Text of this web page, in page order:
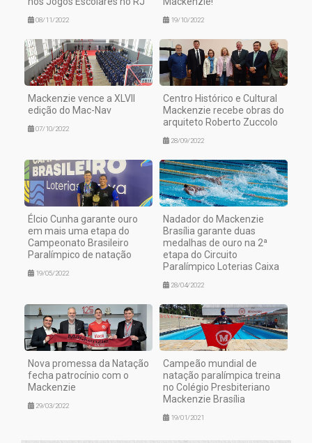
08/11/2022 19/10/2022
Mackenzie vence a XLVII
edição do Mac-Nav
07/10/2022
Centro Histórico e Cultural
Mackenzie recebe obras do
arquiteto Roberto Zuccolo
28/09/2022
Élcio Cunha garante ouro
em mais uma etapa do
Campeonato Brasileiro
Paralímpico de natação
19/05/2022
Nadador do Mackenzie
Brasília garante duas
medalhas de ouro na 2ª
etapa do Circuito
Paralímpico Loterias Caixa
28/04/2022
Nova promessa da Natação
fecha patrocínio com o
Mackenzie
29/03/2022
Campeão mundial de
natação paralímpica treina
no Colégio Presbiteriano
Mackenzie Brasília
19/01/2021